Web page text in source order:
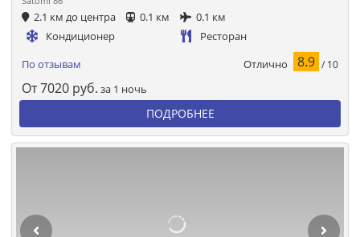
2.1 км до центра 0.1 км
0.1 км
Кондиционер
Ресторан
По отзывам Отлично 8.9 / 10
От7020 руб. за 1 ночь
ПОДРОБНЕЕ